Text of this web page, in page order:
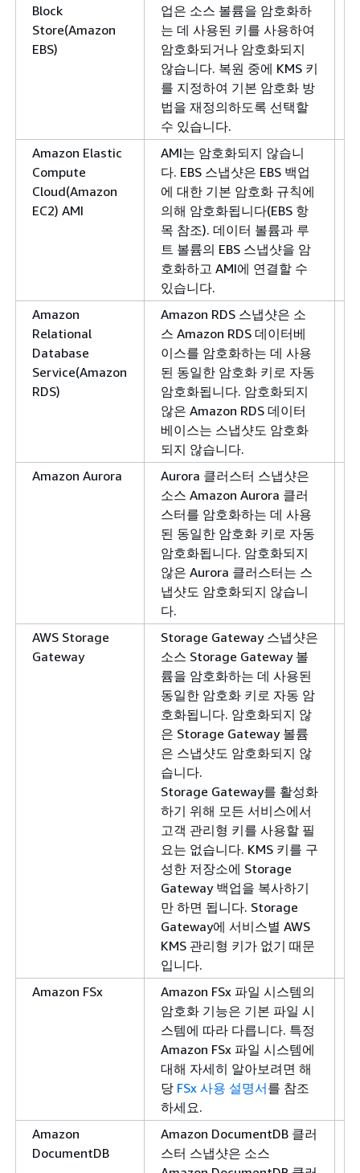
Block
Store(Amazon
EBS)
업은 소스 볼륨을 암호화하
는 데 사용된 키를 사용하여
암호화되거나 암호화되지
않습니다. 복원 중에 KMS 키
를 지정하여 기본 암호화 방
법을 재정의하도록 선택할
수 있습니다.
Amazon Elastic
Compute
Cloud(Amazon
EC2) AMI
AMI는 암호화되지 않습니
다. EBS 스냅샷은 EBS 백업
에 대한 기본 암호화 규칙에
의해 암호화됩니다(EBS 항
목 참조). 데이터 볼륨과 루
트 볼륨의 EBS 스냅샷을 암
호화하고 AMI에 연결할 수
있습니다.
Amazon
Relational
Database
Service(Amazon
RDS)
Amazon RDS 스냅샷은 소
스 Amazon RDS 데이터베
이스를 암호화하는 데 사용
된 동일한 암호화 키로 자동
암호화됩니다. 암호화되지
않은 Amazon RDS 데이터
베이스는 스냅샷도 암호화
되지 않습니다.
Amazon Aurora
Aurora 클러스터 스냅샷은
소스 Amazon Aurora 클러
스터를 암호화하는 데 사용
된 동일한 암호화 키로 자동
암호화됩니다. 암호화되지
않은 Aurora 클러스터는 스
냅샷도 암호화되지 않습니
다.
AWS Storage
Gateway
Storage Gateway 스냅샷은
소스 Storage Gateway 볼
륨을 암호화하는 데 사용된
동일한 암호화 키로 자동 암
호화됩니다. 암호화되지 않
은 Storage Gateway 볼륨
은 스냅샷도 암호화되지 않
습니다.
Storage Gateway를 활성화
하기 위해 모든 서비스에서
고객 관리형 키를 사용할 필
요는 없습니다. KMS 키를 구
성한 저장소에 Storage
Gateway 백업을 복사하기
만 하면 됩니다. Storage
Gateway에 서비스별 AWS
KMS 관리형 키가 없기 때문
입니다.
Amazon FSx
Amazon FSx 파일 시스템의
암호화 기능은 기본 파일 시
스템에 따라 다릅니다. 특정
Amazon FSx 파일 시스템에
대해 자세히 알아보려면 해
당 FSx 사용 설명서를 참조
하세요.
Amazon
DocumentDB
Amazon DocumentDB 클러
스터 스냅샷은 소스